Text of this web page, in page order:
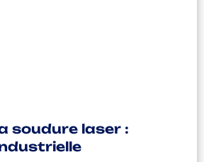
soudure laser :